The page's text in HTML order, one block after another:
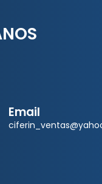
Email